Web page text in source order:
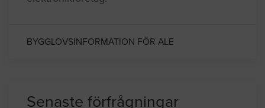
BYGGLOVSINFORMATION FÖR ALE
Senaste förfrågningar